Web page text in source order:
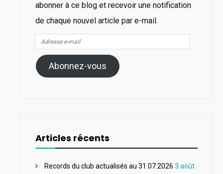
abonner à ce blog et recevoir une notification
de chaque nouvel article par e-mail.
Adresse
e-
mail
Abonnez-vous
Articles récents
Records du club actualisés au 31.07.2026 3 août